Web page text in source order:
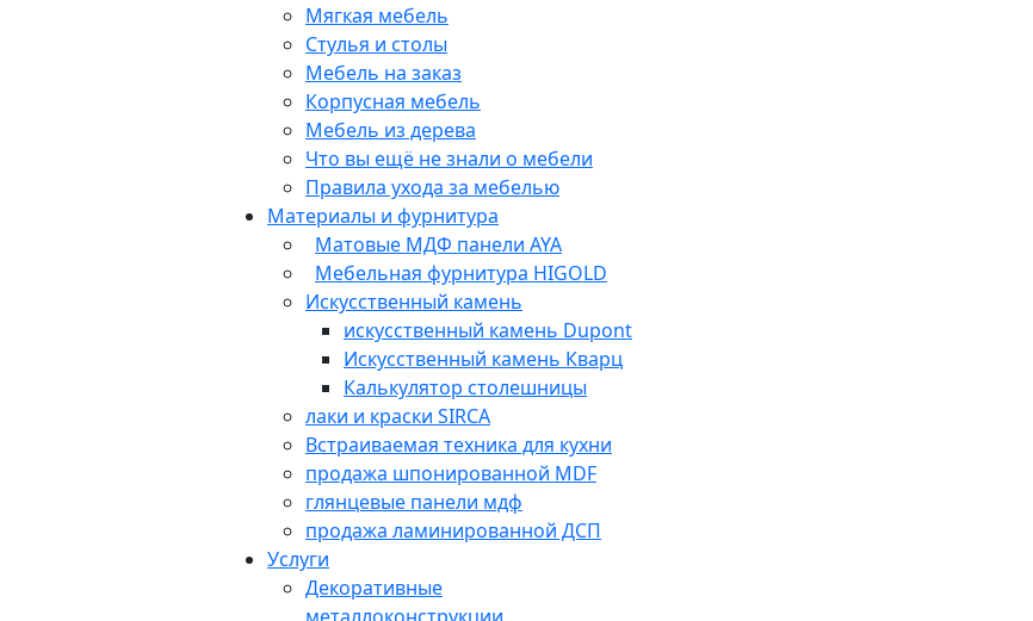
Мягкая мебель
Стулья и столы
Мебель на заказ
Корпусная мебель
Мебель из дерева
Что вы ещё не знали о мебели
Правила ухода за мебелью
Материалы и фурнитура
Матовые МДФ панели AYA
Мебельная фурнитура HIGOLD
Искусственный камень
искусственный камень Dupont
Искусственный камень Кварц
Калькулятор столешницы
лаки и краски SIRCA
Встраиваемая техника для кухни
продажа шпонированной MDF
глянцевые панели мдф
продажа ламинированной ДСП
Услуги
Декоративные
металлоконструкции